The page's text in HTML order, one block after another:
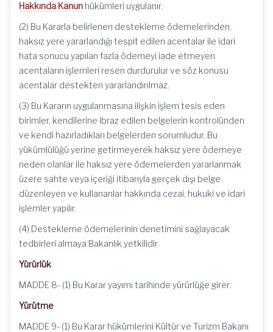
Hakkında Kanun hükümleri uygulanır.
(2) Bu Kararla belirlenen destekleme ödemelerinden,
haksız yere yararlandığı tespit edilen acentalar ile idari
hata sonucu yapılan fazla ödemeyi iade etmeyen
acentaların işlemleri resen durdurulur ve söz konusu
acentalar destekten yararlandırılmaz.
(3) Bu Kararın uygulanmasına ilişkin işlem tesis eden
birimler, kendilerine ibraz edilen belgelerin kontrolünden
ve kendi hazırladıkları belgelerden sorumludur. Bu
yükümlülüğü yerine getirmeyerek haksız yere ödemeye
neden olanlar ile haksız yere ödemelerden yararlanmak
üzere sahte veya içeriği itibarıyla gerçek dışı belge
düzenleyen ve kullananlar hakkında cezai, hukuki ve idari
işlemler yapılır.
(4) Destekleme ödemelerinin denetimini sağlayacak
tedbirleri almaya Bakanlık yetkilidir.
Yürürlük
MADDE 8- (1) Bu Karar yayımı tarihinde yürürlüğe girer.
Yürütme
MADDE 9- (1) Bu Karar hükümlerini Kültür ve Turizm Bakanı